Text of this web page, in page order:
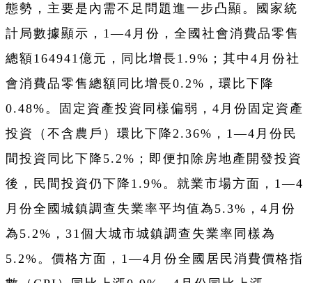
態勢，主要是內需不足問題進一步凸顯。國家統
計局數據顯示，1—4月份，全國社會消費品零售
總額164941億元，同比增長1.9%；其中4月份社
會消費品零售總額同比增長0.2%，環比下降
0.48%。固定資產投資同樣偏弱，4月份固定資產
投資（不含農戶）環比下降2.36%，1—4月份民
間投資同比下降5.2%；即便扣除房地產開發投資
後，民間投資仍下降1.9%。就業市場方面，1—4
月份全國城鎮調查失業率平均值為5.3%，4月份
為5.2%，31個大城市城鎮調查失業率同樣為
5.2%。價格方面，1—4月份全國居民消費價格指